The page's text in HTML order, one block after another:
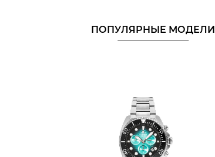
ПОПУЛЯРНЫЕ МОДЕЛИ